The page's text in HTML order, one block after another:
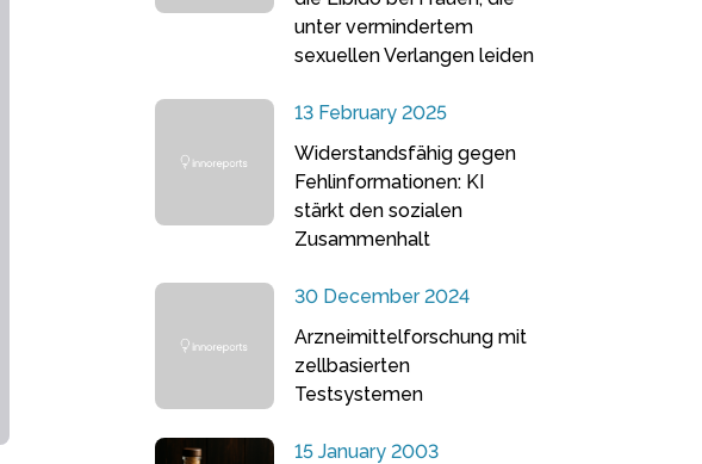
unter vermindertem
sexuellen Verlangen leiden
13 February 2025
Widerstandsfähig gegen
Fehlinformationen: KI
stärkt den sozialen
Zusammenhalt
30 December 2024
Arzneimittelforschung mit
zellbasierten
Testsystemen
15 January 2003